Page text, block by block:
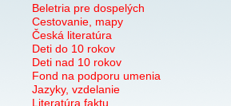
Beletria pre dospelých
Cestovanie, mapy
Česká literatúra
Deti do 10 rokov
Deti nad 10 rokov
Fond na podporu umenia
Jazyky, vzdelanie
Literatúra faktu